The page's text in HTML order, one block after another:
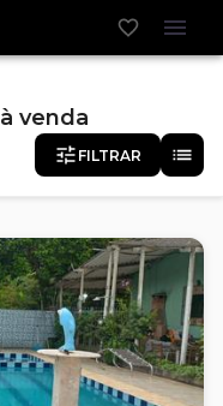
à venda
FILTRAR